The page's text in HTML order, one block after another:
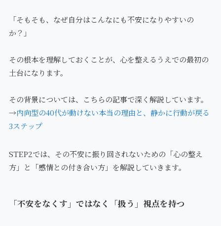
「そもそも、なぜ自分はこんなにも不安になりやすいの
か？」
その根本を理解しておくことが、心を整えるうえでの最初の
土台になります。
その背景については、こちらの記事で深く解説しています。
→内向型の40代が動けない本当の理由と、静かに行動が戻る
3ステップ
STEP2では、その不安に振り回されないための「心の整え
方」と「感情との付き合い方」を解説していきます。
「不安をなくす」ではなく「扱う」視点を持つ